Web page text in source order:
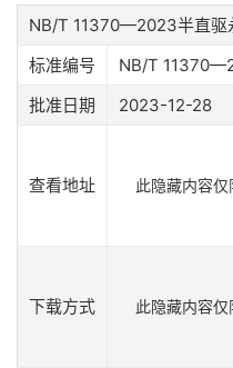
NB/T 11370—2023半直驱
标准编号
NB/T
批准日期
2023-12-28
查看地址 此隐藏内容
下载方式 此隐藏内容